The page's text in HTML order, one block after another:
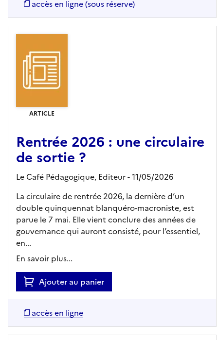
accès en ligne (sous réserve)
ARTICLE
Rentrée 2026 : une circulaire
de sortie ?
Le Café Pédagogique, Editeur- 11/05/2026
La circulaire de rentrée 2026, la dernière d’un
double quinquennat blanquéro-macroniste, est
parue le 7 mai. Elle vient conclure des années de
gouvernance qui auront consisté, pour l’essentiel,
en...
En savoir plus...
Ajouter au panier
accès en ligne